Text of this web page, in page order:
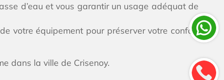
d’eau et vous garantir un usage adéquat de
votre équipement pour préserver votre confort
dans la ville de Crisenoy.